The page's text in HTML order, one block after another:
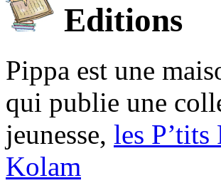
Editions
Pippa est une
qui publie une
jeunesse, les P’tits
Kolam